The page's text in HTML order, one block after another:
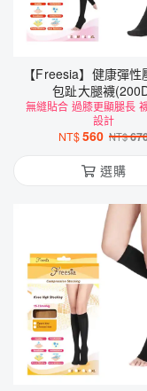
【Freesia】健康彈性
包趾大腿襪
無縫貼合 過膝更顯腿長
設計
NT$560 NT$
選購